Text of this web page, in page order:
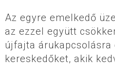
Az egyre emelkedő
az ezzel együtt
újfajta árukapcsolásra
kereskedőket, akik